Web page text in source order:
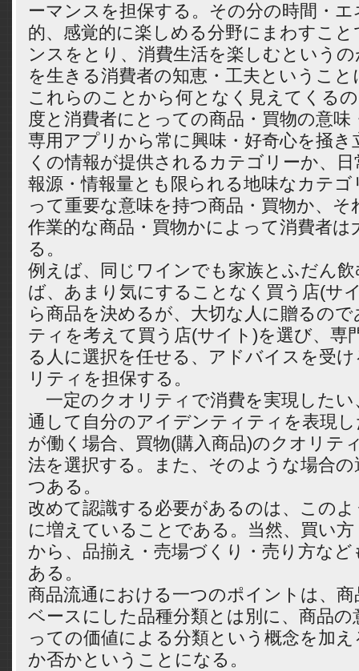
ーマンスを担保する。その分の時間・
的、感覚的に楽しめる分野にまわすこ
ンスをとり、消費生活を楽しむという
を生きる消費者の知恵・工夫ということ
これらのことから何となく見えてくる
度と消費者にとっての商品・買物の意味
専用アプリから常に興味・好奇心を掻
くの情報が提供されるカテゴリーか、
報源・情報量とも限られる地味なカテ
って重要な意味を持つ商品・買物か、
作業的な商品・買物かによって消費者は
る。
例えば、同じワインでも家族とふだん
ば、あまり気にすることなく買う店(サ
ら商品を決めるが、大切な人に贈るの
ティを考えて買う店(サイト)を選び、専
る人に選択を任せる、アドバイスを受
リティを担保する。
一定のクオリティで消費を実現したい
通して自分のアイデンティティを表現
が働く場合、買物(購入商品)のクオリテ
法を選択する。また、そのような場合
つある。
改めて認識する必要があるのは、この
に増えていることである。当然、買い
から、品揃え・売場づくり・売り方な
ある。
商品流通における一つのポイントは、商
ベースにした品種分類とは別に、商品の
っての価値による分類という概念を加
か否かということになる。